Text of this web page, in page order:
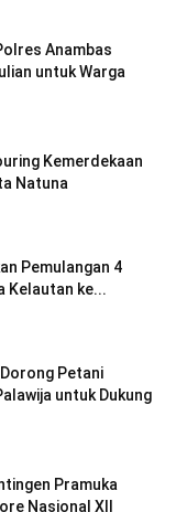
Anambas
untuk Warga
Kemerdekaan
Natuna
Pemulangan 4
Kelautan ke...
Petani
untuk Dukung
Pramuka
Nasional XII